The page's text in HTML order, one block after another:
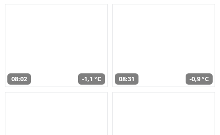
08:02 -1,1 °C 08:31 -0,9 °C